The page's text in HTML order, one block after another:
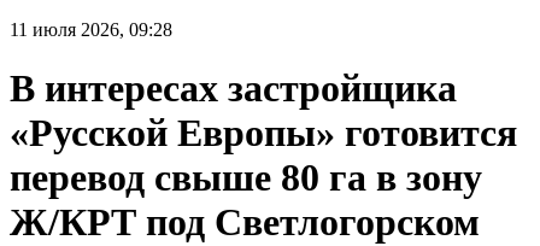
11 июля 2026, 09:28
В интересах застройщика
«Русской Европы» готовится
перевод свыше 80 га в зону
Ж/КРТ под Светлогорском